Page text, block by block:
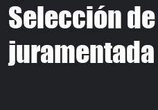
Selección de
juramentada